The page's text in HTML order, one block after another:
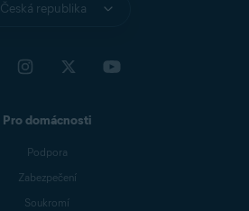
Česká republika
Pro domácnosti
Podpora
Zabezpečení
Soukromí